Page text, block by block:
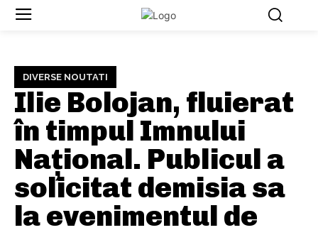
DIVERSE NOUTATI
Ilie Bolojan, fluierat
în timpul Imnului
Național. Publicul a
solicitat demisia sa
la evenimentul de